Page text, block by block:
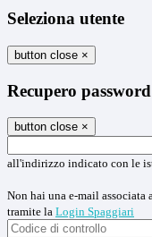
Seleziona utente
button close ×
Recupero password
button close ×
all'indirizzo indicato con le
Non hai una e-mail associata
tramite la Login Spaggiari